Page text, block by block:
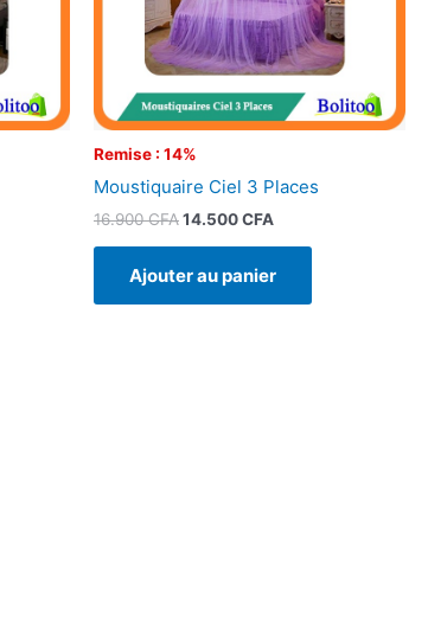
Remise : 14%
Moustiquaire Ciel 3 Places
16.900CFA14.500CFA
Ajouter au panier